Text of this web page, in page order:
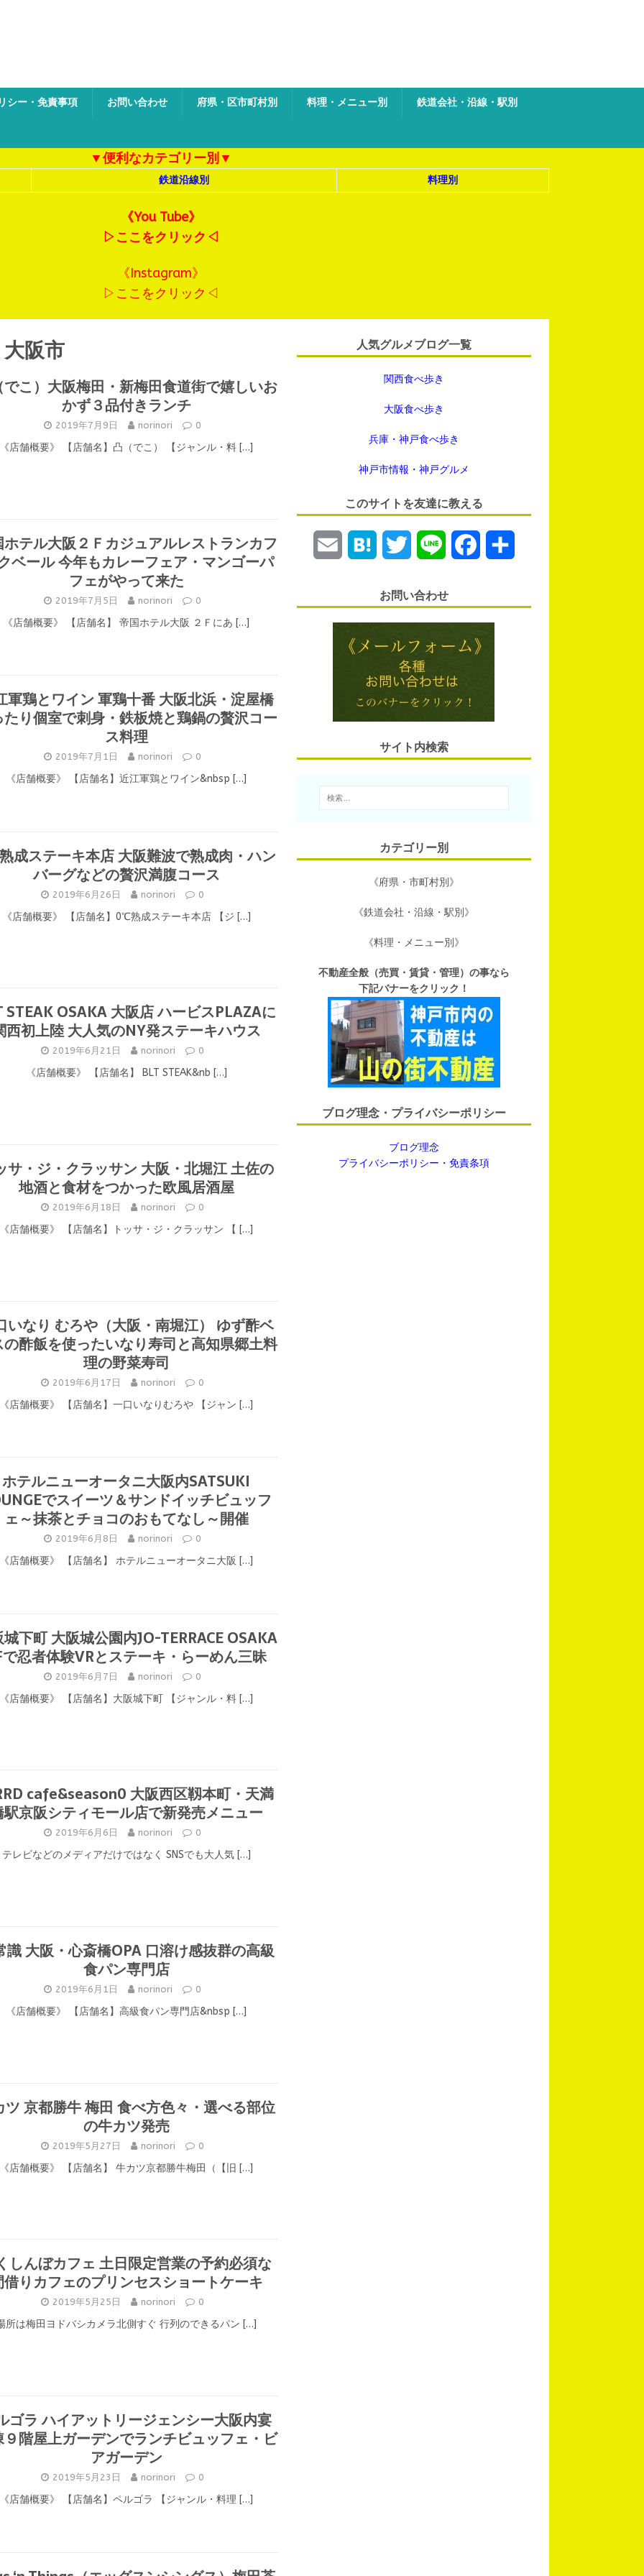
シー・免責事項 お問い合わせ 府県・区市町村別 料理・メニュー別 鉄道会社・沿線・駅別
▼便利なカテゴリー別▼
鉄道沿線別 料理別
《You Tube》
▷ここをクリック◁
《Instagram》
▷ここをクリック◁
大阪市
こ）大阪梅田・新梅田食道街で嬉しいお
かず３品付きランチ
2019年7月9日 norinori 0
《店舗概要》 【店舗名】凸（でこ） 【ジャンル・料 […]
テル大阪２Ｆカジュアルレストランカフ
ベール 今年もカレーフェア・マンゴーパ
フェがやって来た
2019年7月5日 norinori 0
《店舗概要》 【店舗名】 帝国ホテル大阪 ２Ｆにあ […]
軍鶏とワイン 軍鶏十番 大阪北浜・淀屋橋
り個室で刺身・鉄板焼と鶏鍋の贅沢コー
ス料理
2019年7月1日 norinori 0
《店舗概要》 【店舗名】近江軍鶏とワイン&nbsp […]
成ステーキ本店 大阪難波で熟成肉・ハン
バーグなどの贅沢満腹コース
2019年6月26日 norinori 0
《店舗概要》 【店舗名】0℃熟成ステーキ本店 【ジ […]
STEAK OSAKA 大阪店 ハービスPLAZAに
西初上陸 大人気のNY発ステーキハウス
2019年6月21日 norinori 0
《店舗概要》 【店舗名】 BLT STEAK&nb […]
サ・ジ・クラッサン 大阪・北堀江 土佐の
地酒と食材をつかった欧風居酒屋
2019年6月18日 norinori 0
《店舗概要》 【店舗名】トッサ・ジ・クラッサン 【 […]
いなり むろや（大阪・南堀江） ゆず酢ベ
酢飯を使ったいなり寿司と高知県郷土料
理の野菜寿司
2019年6月17日 norinori 0
《店舗概要》 【店舗名】一口いなりむろや 【ジャン […]
ホテルニューオータニ大阪内SATSUKI
でスイーツ＆サンドイッチビュッフ
ェ～抹茶とチョコのおもてなし～開催
2019年6月8日 norinori 0
《店舗概要》 【店舗名】 ホテルニューオータニ大阪 […]
下町 大阪城公園内JO-TERRACE OSAKA
忍者体験VRとステーキ・らーめん三昧
2019年6月7日 norinori 0
《店舗概要》 【店舗名】大阪城下町 【ジャンル・料 […]
cafe&season0 大阪西区靱本町・天満
京阪シティモール店で新発売メニュー
2019年6月6日 norinori 0
テレビなどのメディアだけではなく SNSでも大人気 […]
識 大阪・心斎橋OPA 口溶け感抜群の高級
食パン専門店
2019年6月1日 norinori 0
《店舗概要》 【店舗名】高級食パン専門店&nbsp […]
ツ 京都勝牛 梅田 食べ方色々・選べる部位
の牛カツ発売
2019年5月27日 norinori 0
《店舗概要》 【店舗名】 牛カツ京都勝牛梅田（【旧 […]
しんぼカフェ 土日限定営業の予約必須な
りカフェのプリンセスショートケーキ
2019年5月25日 norinori 0
所は梅田ヨドバシカメラ北側すぐ 行列のできるパン […]
ゴラ ハイアットリージェンシー大阪内宴
階屋上ガーデンでランチビュッフェ・ビ
アガーデン
2019年5月23日 norinori 0
《店舗概要》 【店舗名】ペルゴラ 【ジャンル・料理 […]
人気グルメブログ一覧
関西食べ歩き
大阪食べ歩き
兵庫・神戸食べ歩き
神戸市情報・神戸グルメ
このサイトを友達に教える
t
a
i
t
e
n
お問い合わせ
サイト内検索
カテゴリー別
《府県・市町村別》
《鉄道会社・沿線・駅別》
《料理・メニュー別》
不動産全般（売買・賃貸・管理）の事なら
下記バナーをクリック！
ブログ理念・プライバシーポリシー
ブログ理念
プライバシーポリシー・免責条項